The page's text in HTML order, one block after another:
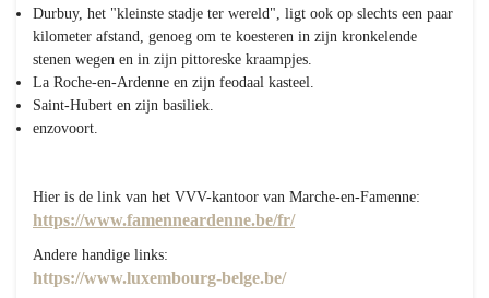
Durbuy, het "kleinste stadje ter wereld", ligt ook op slechts een paar
kilometer afstand, genoeg om te koesteren in zijn kronkelende
stenen wegen en in zijn pittoreske kraampjes.
La Roche-en-Ardenne en zijn feodaal kasteel.
Saint-Hubert en zijn basiliek.
enzovoort.
Hier is de link van het VVV-kantoor van Marche-en-Famenne:
https://www.famenneardenne.be/fr/
Andere handige links:
https://www.luxembourg-belge.be/